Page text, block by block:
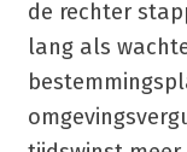
de rechter
lang als